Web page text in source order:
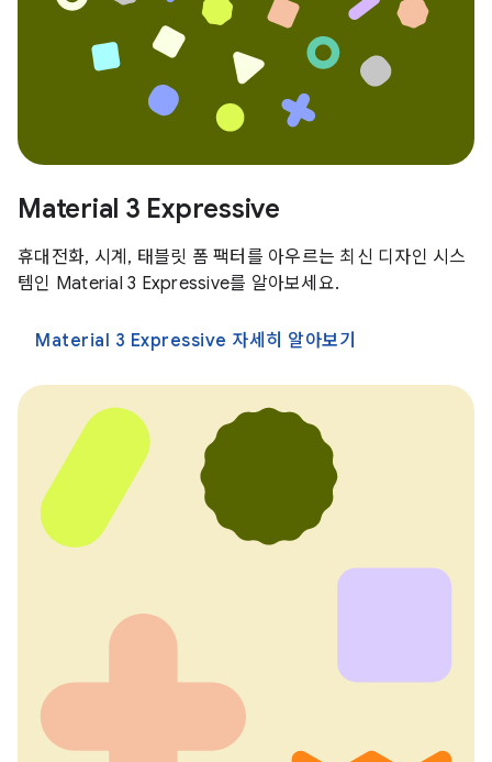
Material 3 Expressive
휴대전화, 시계, 태블릿 폼 팩터를 아우르는 최신 디자인 시스
템인 Material 3 Expressive를 알아보세요.
Material 3 Expressive 자세히 알아보기